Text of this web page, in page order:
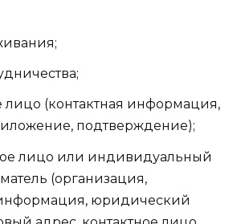
лицо (контактная информация,
подтверждение);
лицо или индивидуальный
(организация,
юридический